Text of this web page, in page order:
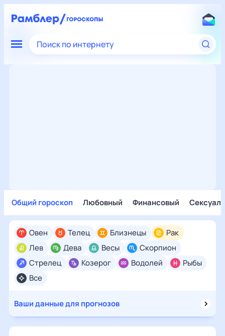
Поиск по интернету
Общий гороскоп Любовный Финансовый
Все
Овен Телец Близнецы
Рак
Лев
Дева Весы
Скорпион
Стрелец
Козерог Водолей Рыбы
Ваши данные для прогнозов